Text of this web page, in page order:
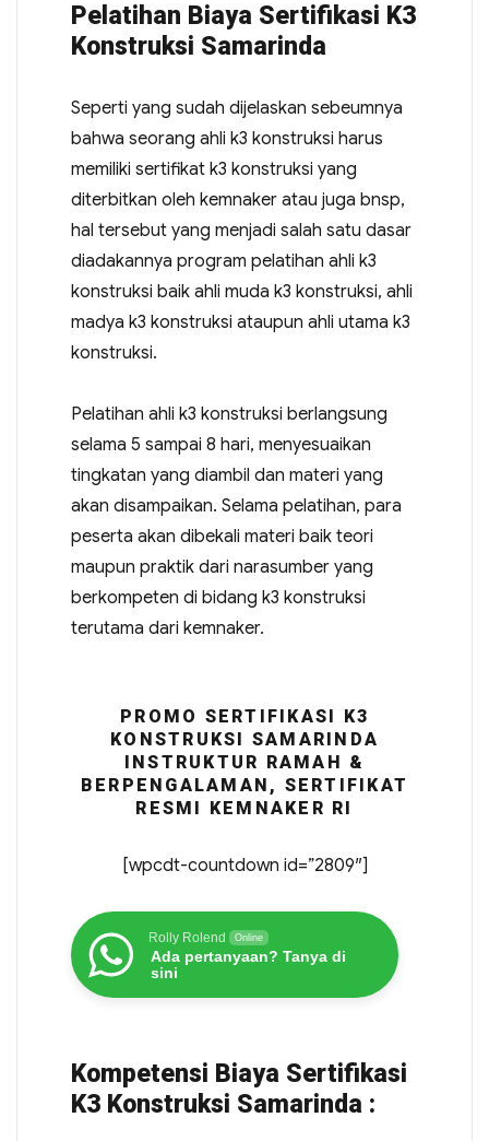
Pelatihan Biaya Sertifikasi K3
Konstruksi Samarinda
Seperti yang sudah dijelaskan sebeumnya
bahwa seorang ahli k3 konstruksi harus
memiliki sertifikat k3 konstruksi yang
diterbitkan oleh kemnaker atau juga bnsp,
hal tersebut yang menjadi salah satu dasar
diadakannya program pelatihan ahli k3
konstruksi baik ahli muda k3 konstruksi, ahli
madya k3 konstruksi ataupun ahli utama k3
konstruksi.
Pelatihan ahli k3 konstruksi berlangsung
selama 5 sampai 8 hari, menyesuaikan
tingkatan yang diambil dan materi yang
akan disampaikan. Selama pelatihan, para
peserta akan dibekali materi baik teori
maupun praktik dari narasumber yang
berkompeten di bidang k3 konstruksi
terutama dari kemnaker.
PROMO SERTIFIKASI K3
KONSTRUKSI SAMARINDA
INSTRUKTUR RAMAH &
BERPENGALAMAN, SERTIFIKAT
RESMI KEMNAKER RI
[wpcdt-countdown id=”2809″]
Rolly Rolend Online
Ada pertanyaan? Tanya di
sini
Kompetensi Biaya Sertifikasi
K3 Konstruksi Samarinda :